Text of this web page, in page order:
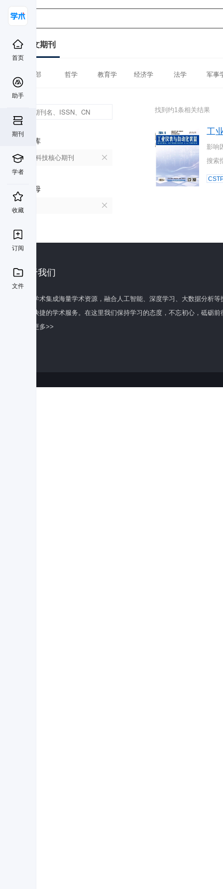
首页
助手
期刊
学者
收藏
订阅
文件
中文期刊
全部 哲学 教育学 经济学 法学 军事
数据库
中国科技核心期刊
首字母
找到约1条相关结果
工
影响
搜索
关于我们
百度学术集成海量学术资源，融合人工智能、深度学习、大数据分析
全面快捷的学术服务。在这里我们保持学习的态度，不忘初心，砥砺前
了解更多>>